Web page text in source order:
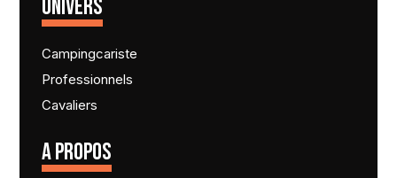
UNIVERS
Campingcariste
Professionnels
Cavaliers
A PROPOS